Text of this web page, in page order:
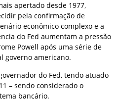
apertado desde 1977,
pela confirmação de
econômico complexo e a
do Fed aumentam a pressão
Powell após uma série de
governo americano.
do Fed, tendo atuado
– sendo considerado o
bancário.